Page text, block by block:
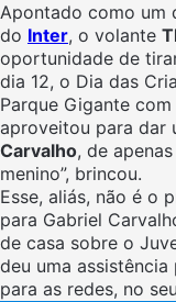
Apontado como um
do Inter, o volante
oportunidade de
dia 12, o Dia das
Parque Gigante
aproveitou para dar
Carvalho, de
menino”, brincou.
Esse, aliás, não é o
para Gabriel
de casa sobre o
deu uma
para as redes, no